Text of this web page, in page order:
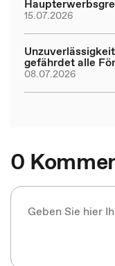
15.07.2026
gefährdet alle
08.07.2026
0